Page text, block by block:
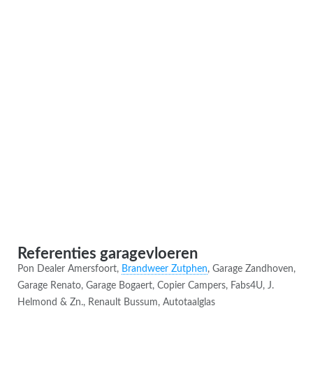
Referenties garagevloeren
Pon Dealer Amersfoort, Brandweer Zutphen, Garage Zandhoven,
Garage Renato, Garage Bogaert, Copier Campers, Fabs4U, J.
Helmond & Zn., Renault Bussum, Autotaalglas